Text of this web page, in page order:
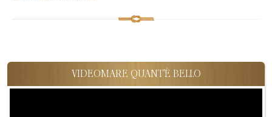
VIDEOMARE QUANT'È BELLO